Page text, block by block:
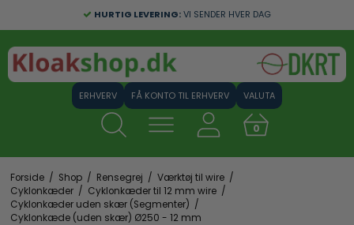
HURTIG LEVERING:VI SENDER HVER DAG
FÅ KONTO TIL ERHVERV VALUTA
0
Forside / Shop / Rensegrej / Værktøj til wire /
Cyklonkæder / Cyklonkæder til 12 mm wire /
Cyklonkæder uden skær (Segmenter) /
Cyklonkæde (uden skær) Ø250 - 12 mm